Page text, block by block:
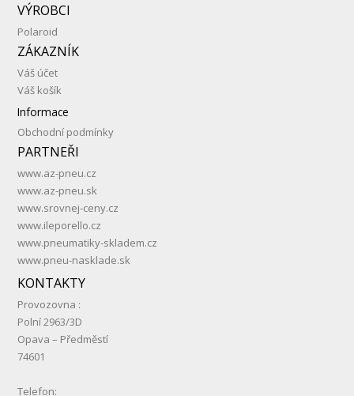
VÝROBCI
Polaroid
ZÁKAZNÍK
Váš účet
Váš košík
Informace
Obchodní podmínky
PARTNEŘI
www.az-pneu.cz
www.az-pneu.sk
www.srovnej-ceny.cz
www.ileporello.cz
www.pneumatiky-skladem.cz
www.pneu-nasklade.sk
KONTAKTY
Provozovna :
Polní 2963/3D
Opava – Předměstí
74601
Telefon: